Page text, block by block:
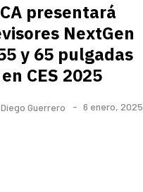
presentará
NextGen
y 65 pulgadas
en CES 2025
Diego Guerrero 6 enero, 2025